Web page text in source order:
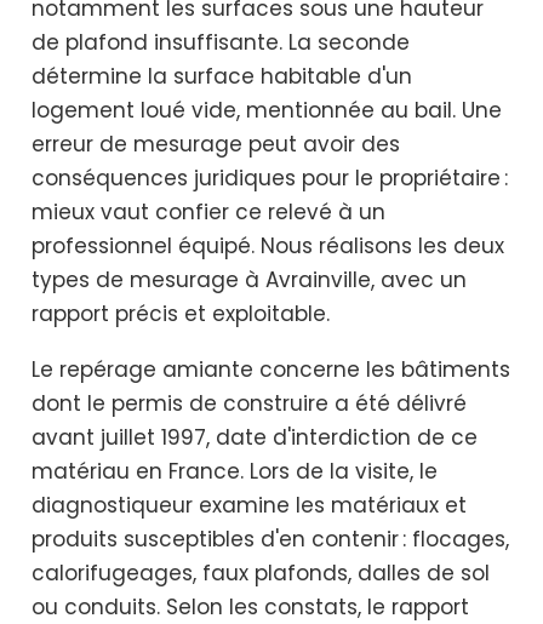
notamment les surfaces sous une hauteur
de plafond insuffisante. La seconde
détermine la surface habitable d'un
logement loué vide, mentionnée au bail. Une
erreur de mesurage peut avoir des
conséquences juridiques pour le propriétaire :
mieux vaut confier ce relevé à un
professionnel équipé. Nous réalisons les deux
types de mesurage à Avrainville, avec un
rapport précis et exploitable.
Le repérage amiante concerne les bâtiments
dont le permis de construire a été délivré
avant juillet 1997, date d'interdiction de ce
matériau en France. Lors de la visite, le
diagnostiqueur examine les matériaux et
produits susceptibles d'en contenir : flocages,
calorifugeages, faux plafonds, dalles de sol
ou conduits. Selon les constats, le rapport